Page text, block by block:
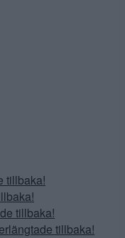
tillbaka!
tillbaka!
tillbaka!